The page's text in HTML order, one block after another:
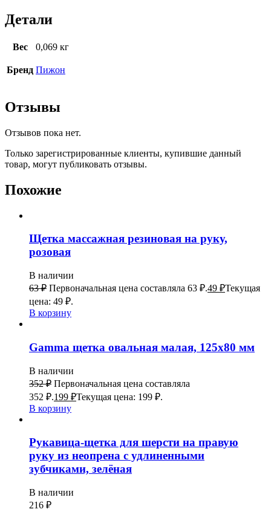
Детали
Вес 0,069 кг
Бренд Пижон
Отзывы
Отзывов пока нет.
Только зарегистрированные клиенты, купившие данный
товар, могут публиковать отзывы.
Похожие
Щетка массажная резиновая на руку,
розовая
В наличии
63₽ Первоначальная цена составляла 63 ₽.49 ₽Текущая
цена: 49 ₽.
В корзину
Gamma щетка овальная малая, 125х80 мм
В наличии
352₽ Первоначальная цена составляла
352 ₽.199 ₽Текущая цена: 199 ₽.
В корзину
Рукавица-щетка для шерсти на правую
руку из неопрена с удлиненными
зубчиками, зелёная
В наличии
216 ₽